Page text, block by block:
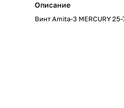
Описание
Винт Amita-3 MERCURY